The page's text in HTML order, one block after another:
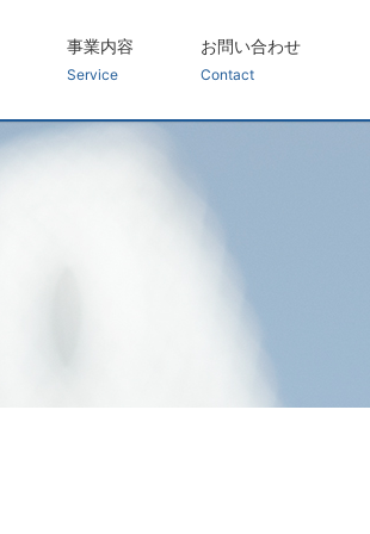
事業内容
Service
お問い合わせ
Contact